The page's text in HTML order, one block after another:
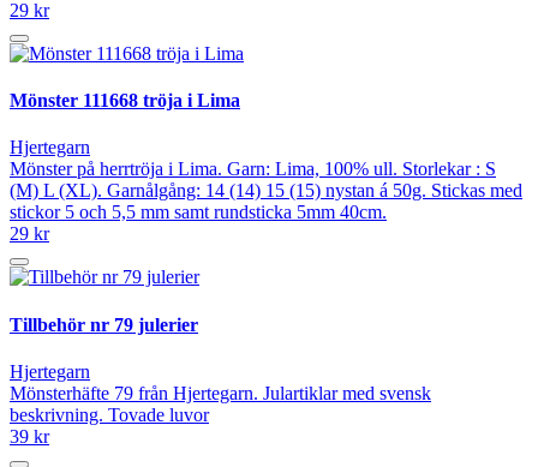
29 kr
Mönster 111668 tröja i Lima
Hjertegarn
Mönster på herrtröja i Lima. Garn: Lima, 100% ull. Storlekar : S
(M) L (XL). Garnålgång: 14 (14) 15 (15) nystan á 50g. Stickas med
stickor 5 och 5,5 mm samt rundsticka 5mm 40cm.
29 kr
Tillbehör nr 79 julerier
Hjertegarn
Mönsterhäfte 79 från Hjertegarn. Julartiklar med svensk
beskrivning. Tovade luvor
39 kr